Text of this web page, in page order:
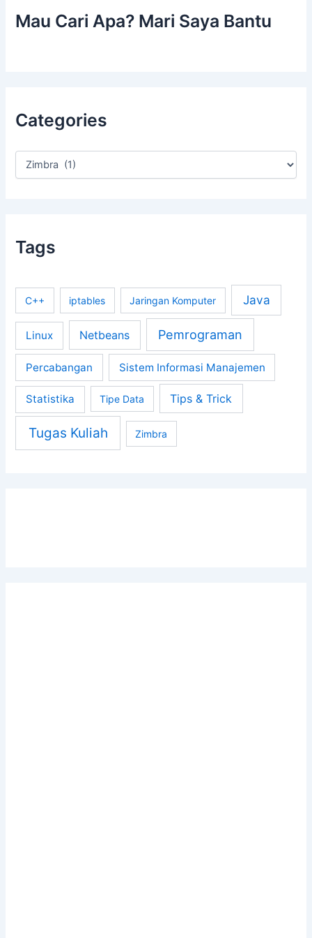
Mau Cari Apa? Mari Saya Bantu
Categories
C
rTags
C++ iptables Jaringan Komputer Java
Linux Netbeans Pemrograman
Percabangan Sistem Informasi Manajemen
Statistika Tipe Data Tips & Trick
Tugas Kuliah Zimbra